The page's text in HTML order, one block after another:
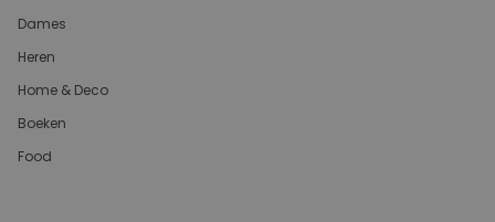
Dames
Heren
Home & Deco
Boeken
Food